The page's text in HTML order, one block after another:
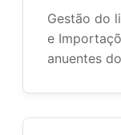
Gestão do
e
anuentes